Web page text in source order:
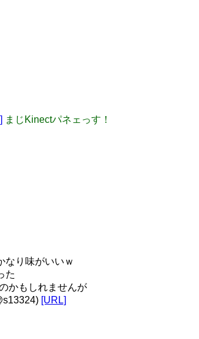
まじKinectパネェっす！
なり味がいいｗ
た
かもしれませんが
[URL]